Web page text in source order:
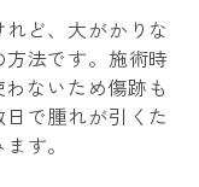
ど、大がかりな
法です。施術時
ないため傷跡も
で腫れが引くた
す。